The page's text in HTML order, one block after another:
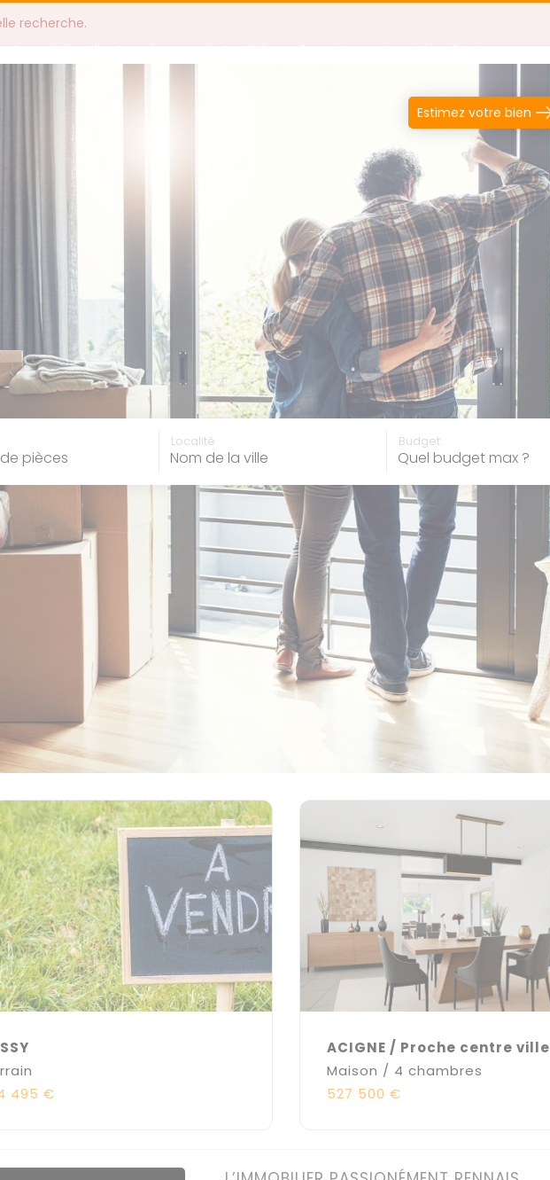
Immobilier d'entreprise Actualités Recrutement Avis clients
Estimez votre bien
recherche.
de pièces
495 €
ACIGNE / Proche centre ville
Maison / 4 chambres
527 500 €